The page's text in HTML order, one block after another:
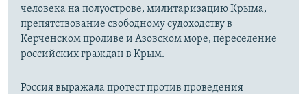
человека на полуострове, милитаризацию Крыма,
препятствование свободному судоходству в
Керченском проливе и Азовском море, переселение
российских граждан в Крым.
Россия выражала протест против проведения